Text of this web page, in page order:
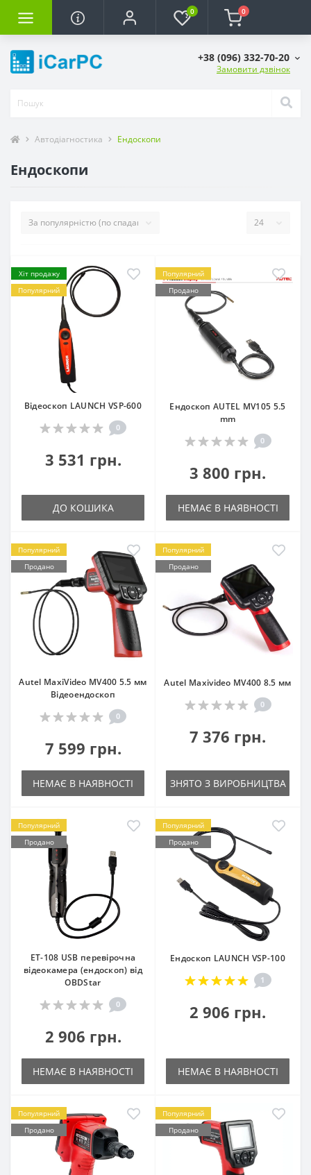
0 0
+38 (096) 332-70-20
Замовити дзвінок
Автодіагностика Ендоскопи
Ендоскопи
Хіт продажу
Популярний
Відеоскоп LAUNCH VSP-600
0
3 531 грн.
ДО КОШИКА
Популярний
Продано
Ендоскоп AUTEL MV105 5.5
mm
0
3 800 грн.
НЕМАЄ В НАЯВНОСТІ
Популярний
Продано
Autel MaxiVideo MV400 5.5 мм
Відеоендоскоп
0
7 599 грн.
НЕМАЄ В НАЯВНОСТІ
Популярний
Продано
Autel Maxivideo MV400 8.5 мм
0
7 376 грн.
ЗНЯТО З ВИРОБНИЦТВА
Популярний
Продано
ET-108 USB перевірочна
відеокамера (ендоскоп) від
OBDStar
0
2 906 грн.
НЕМАЄ В НАЯВНОСТІ
Популярний
Продано
Ендоскоп LAUNCH VSP-100
1
2 906 грн.
НЕМАЄ В НАЯВНОСТІ
Популярний
Продано
Популярний
Продано